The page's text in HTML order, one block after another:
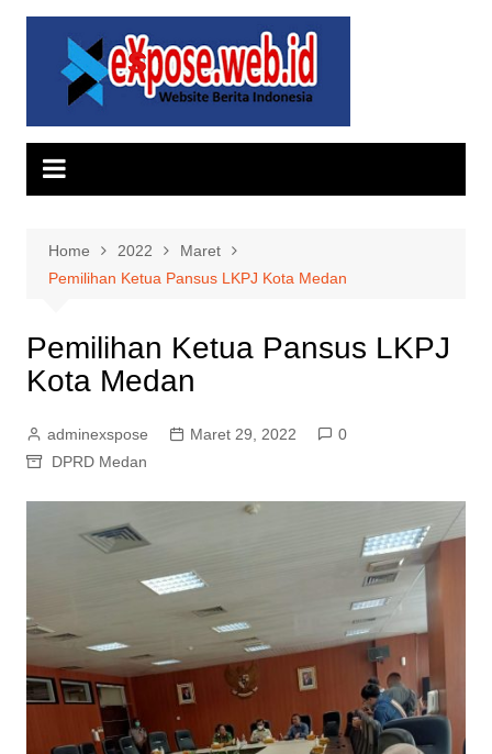
Skip
Home 2022
Maret
Pemilihan Ketua Pansus LKPJ Kota Medan
Pemilihan Ketua Pansus LKPJ
Kota Medan
adminexspose Maret 29, 2022
0
DPRD Medan